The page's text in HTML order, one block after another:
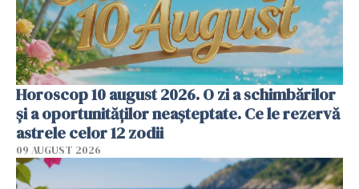
Horoscop 10 august 2026. O zi a schimbărilor
și a oportunităților neașteptate. Ce le rezervă
astrele celor 12 zodii
09 AUGUST 2026